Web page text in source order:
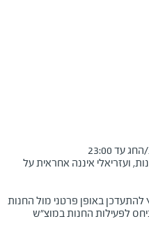
23:00
ועזריאלי איננה אחראית על
באופן פרטני מול החנות
לפעילות החנות במוצ"ש